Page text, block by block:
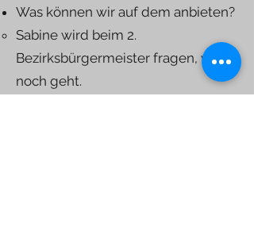
Was können wir auf dem anbieten?
Sabine wird beim 2.
Bezirksbürgermeister fragen, was
noch geht.